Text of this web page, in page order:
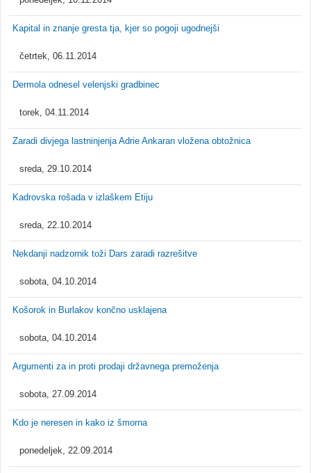
Kapital in znanje gresta tja, kjer so pogoji ugodnejši
četrtek, 06.11.2014
Dermola odnesel velenjski gradbinec
torek, 04.11.2014
Zaradi divjega lastninjenja Adrie Ankaran vložena obtožnica
sreda, 29.10.2014
Kadrovska rošada v izlaškem Etiju
sreda, 22.10.2014
Nekdanji nadzornik toži Dars zaradi razrešitve
sobota, 04.10.2014
Košorok in Burlakov končno usklajena
sobota, 04.10.2014
Argumenti za in proti prodaji državnega premoženja
sobota, 27.09.2014
Kdo je neresen in kako iz šmorna
ponedeljek, 22.09.2014